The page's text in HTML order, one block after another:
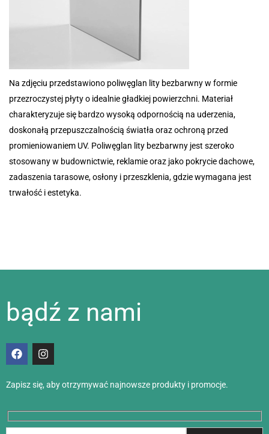
Na zdjęciu przedstawiono poliwęglan lity bezbarwny w formie
przezroczystej płyty o idealnie gładkiej powierzchni. Materiał
charakteryzuje się bardzo wysoką odpornością na uderzenia,
doskonałą przepuszczalnością światła oraz ochroną przed
promieniowaniem UV. Poliwęglan lity bezbarwny jest szeroko
stosowany w budownictwie, reklamie oraz jako pokrycie dachowe,
zadaszenia tarasowe, osłony i przeszklenia, gdzie wymagana jest
trwałość i estetyka.
bądź z nami
Zapisz się, aby otrzymywać najnowsze produkty i promocje.